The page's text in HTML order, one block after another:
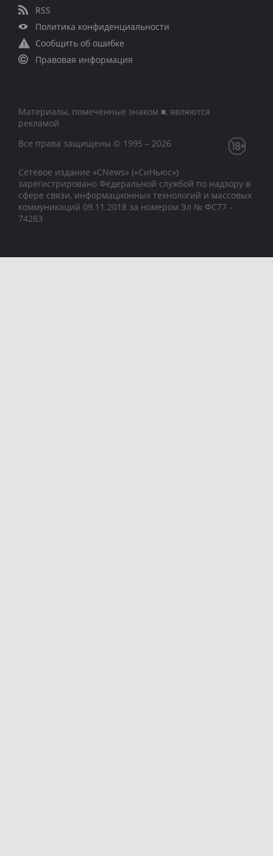
RSS
Политика конфиденциальности
Сообщить об ошибке
Правовая информация
Материалы, помеченные знаком ■, являются
рекламой
Все права защищены © 1995 – 2026
Сетевое издание «CNews» («СиНьюс»)
зарегистрировано Федеральной службой по надзору в
сфере связи, информационных технологий и массовых
коммуникаций 09.11.2018 за номером Эл № ФС77 –
74283